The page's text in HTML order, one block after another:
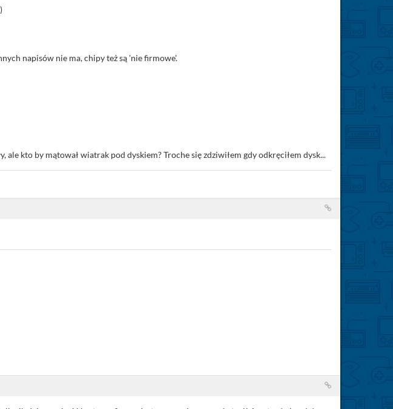
napisów nie ma, chipy też są 'nie firmowe'.
kto by mątował wiatrak pod dyskiem? Troche się zdziwiłem gdy odkręciłem dysk...